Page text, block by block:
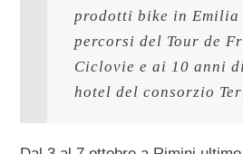
prodotti bike in Emilia
percorsi del Tour de
Ciclovie e ai 10 anni
hotel del consorzio